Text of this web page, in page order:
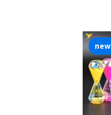
new